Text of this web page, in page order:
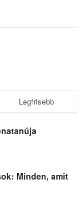
Legfrisebb
Minden, amit